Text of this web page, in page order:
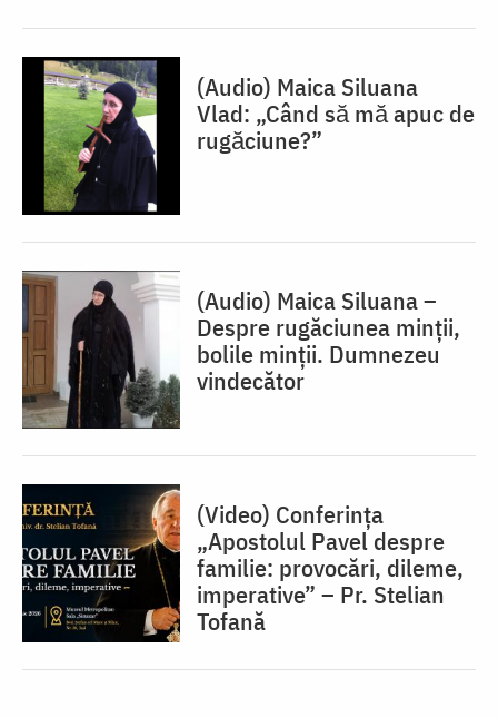
(Audio) Maica Siluana
Vlad: „Când să mă apuc de
rugăciune?”
(Audio) Maica Siluana –
Despre rugăciunea minții,
bolile minții. Dumnezeu
vindecător
(Video) Conferința
„Apostolul Pavel despre
familie: provocări, dileme,
imperative” – Pr. Stelian
Tofană